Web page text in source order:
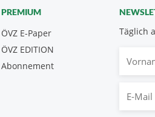
Täglich
Mail
PREMIUM
ÖVZ E-Paper
Abonnement
ÖVZ EDITION